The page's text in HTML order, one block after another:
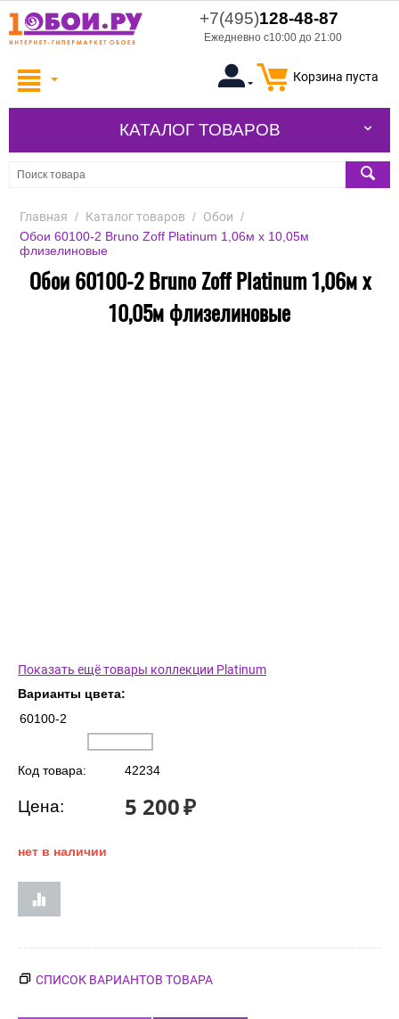
+7(495)128-48-87
Ежедневно с10:00 до 21:00
Корзина пуста
КАТАЛОГ ТОВАРОВ
Главная / Каталог товаров / Обои /
Обои 60100-2 Bruno Zoff Platinum 1,06м х 10,05м
флизелиновые
Обои 60100-2 Bruno Zoff Platinum 1,06м х
10,05м флизелиновые
Показать ещё товары коллекции Platinum
Варианты цвета:
60100-2
Код товара: 42234
Цена: 5 200₽
нет в наличии
СПИСОК ВАРИАНТОВ ТОВАРА